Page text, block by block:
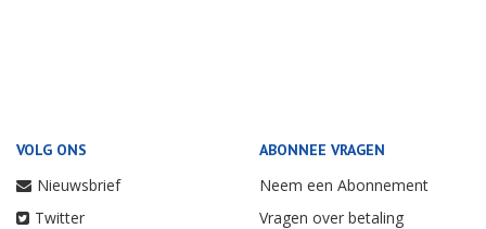
VOLG ONS
Nieuwsbrief
Twitter
ABONNEE VRAGEN
Neem een Abonnement
Vragen over betaling